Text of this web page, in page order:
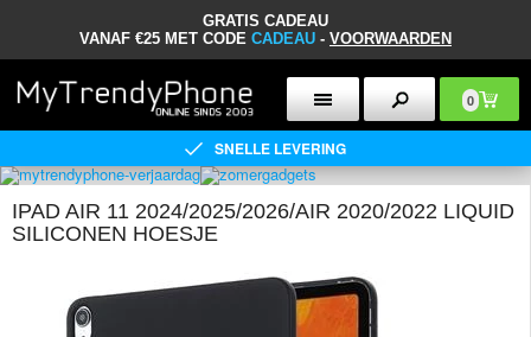
GRATIS CADEAU
VANAF €25 MET CODE CADEAU - VOORWAARDEN
0
SNELLE LEVERING
IPAD AIR 11 2024/2025/2026/AIR 2020/2022 LIQUID
SILICONEN HOESJE